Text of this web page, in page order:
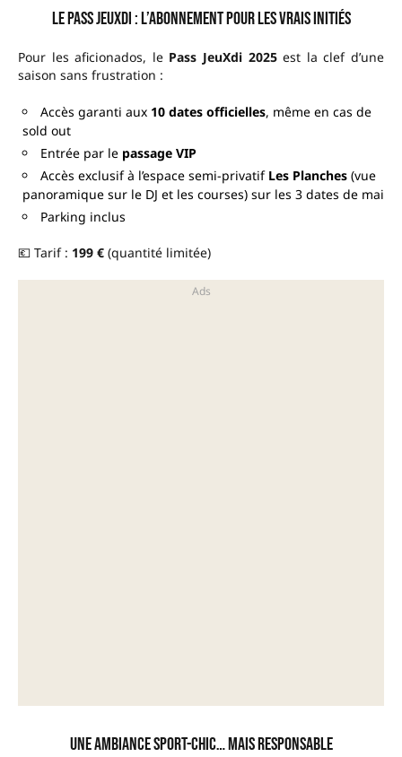
Le Pass JeuXdi : l’abonnement pour les vrais initiés
Pour les aficionados, le Pass JeuXdi 2025est la clef d’une
saison sans frustration :
Accès garanti aux 10 dates officielles, même en cas de
sold out
Entrée par le passage VIP
Accès exclusif à l’espace semi-privatif Les Planches (vue
panoramique sur le DJ et les courses) sur les 3 dates de mai
Parking inclus
💶 Tarif : 199 € (quantité limitée)
Une ambiance sport-chic… mais responsable